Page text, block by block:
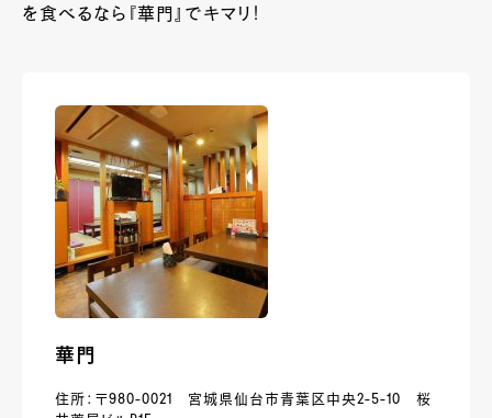
を食べるなら『華門』でキマリ！
華門
住所：〒980-0021 宮城県仙台市青葉区中央2-5-10 桜